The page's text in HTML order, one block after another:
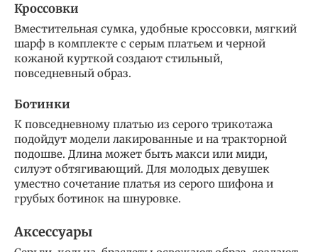
Кроссовки
Вместительная сумка, удобные кроссовки, мягкий
шарф в комплекте с серым платьем и черной
кожаной курткой создают стильный,
повседневный образ.
Ботинки
К повседневному платью из серого трикотажа
подойдут модели лакированные и на тракторной
подошве. Длина может быть макси или миди,
силуэт обтягивающий. Для молодых девушек
уместно сочетание платья из серого шифона и
грубых ботинок на шнуровке.
Аксессуары